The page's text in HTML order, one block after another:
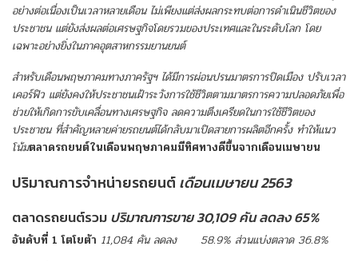
อย่างต่อเนื่องเป็นเวลาหลายเดือน ไม่เพียงแต่ส่งผลกระทบต่อการดำเนินชีวิตของ
ประชาชน แต่ยังส่งผลต่อเศรษฐกิจโดยรวมของประเทศและในระดับโลก โดย
เฉพาะอย่างยิ่งในภาคอุตสาหกรรมยานยนต์
สำหรับเดือนพฤษภาคมทางภาครัฐฯ ได้มีการผ่อนปรนมาตรการปิดเมือง ปรับเวลา
เคอร์ฟิว แต่ยังคงให้ประชาชนเฝ้าระวังการใช้ชีวิตตามมาตรการความปลอดภัยเพื่อ
ช่วยให้เกิดการขับเคลื่อนทางเศรษฐกิจ ลดความตึงเครียดในการใช้ชีวิตของ
ประชาชน ที่สำคัญหลายค่ายรถยนต์ได้กลับมาเปิดสายการผลิตอีกครั้ง ทำให้แนว
โน้มตลาดรถยนต์ในเดือนพฤษภาคมมีทิศทางดีขึ้นจากเดือนเมษายน
ปริมาณการจำหน่ายรถยนต์เดือนเมษายน 2563
ตลาดรถยนต์รวม ปริมาณการขาย 30,109 คัน ลดลง 65%
อันดับที่ 1โตโยต้า 11,084 คัน ลดลง 58.9% ส่วนแบ่งตลาด 36.8%